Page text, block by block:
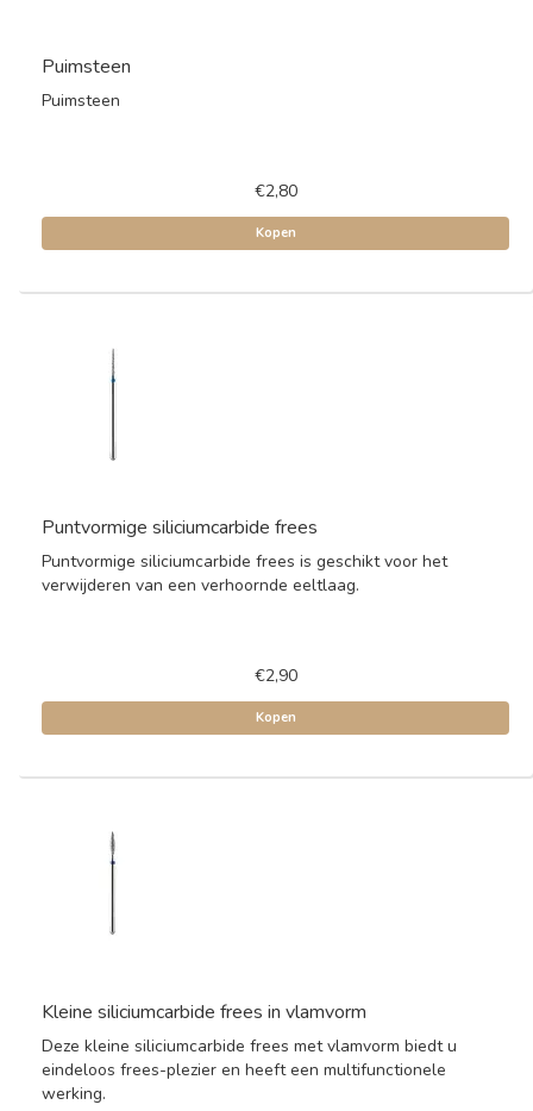
Puimsteen
Puimsteen
€2,80
Kopen
Puntvormige siliciumcarbide frees
Puntvormige siliciumcarbide frees is geschikt voor het
verwijderen van een verhoornde eeltlaag.
€2,90
Kopen
Kleine siliciumcarbide frees in vlamvorm
Deze kleine siliciumcarbide frees met vlamvorm biedt u
eindeloos frees-plezier en heeft een multifunctionele
werking.